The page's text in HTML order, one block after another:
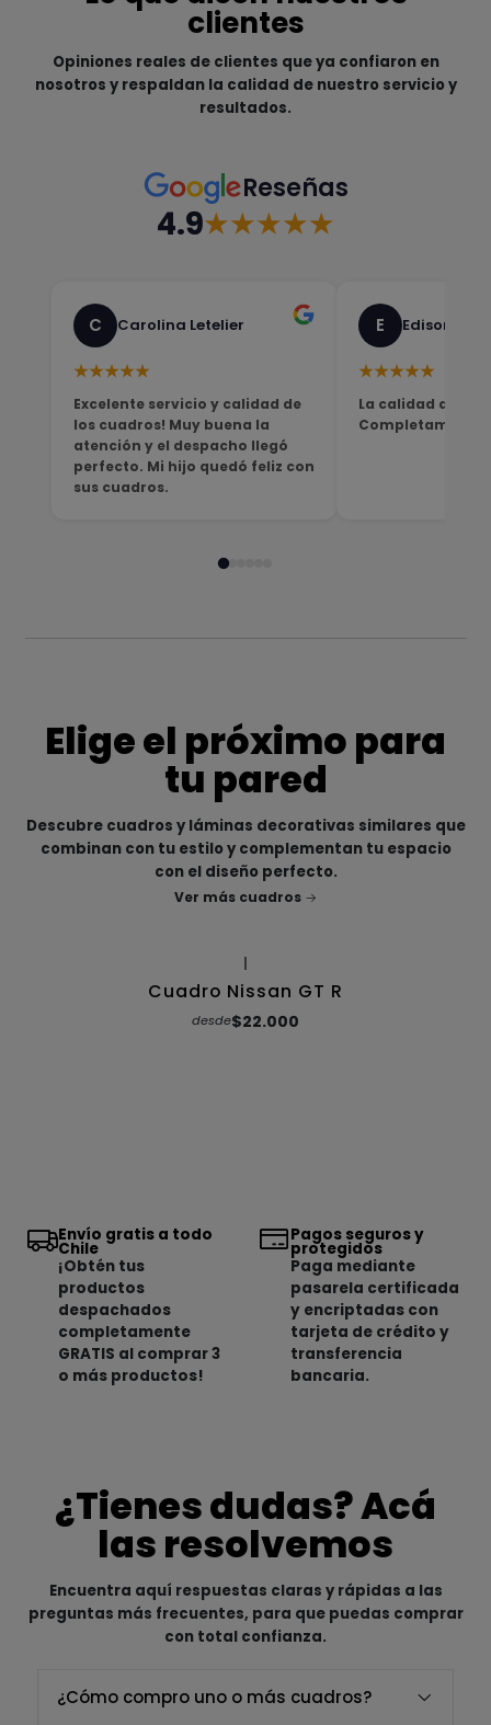
clientes
Opiniones reales de clientes que ya confiaron en
nosotros y respaldan la calidad de nuestro servicio y
resultados.
Reseñas
4.9★★★★★
C Carolina Letelier
★★★★★
Excelente servicio y calidad de
los cuadros! Muy buena la
atención y el despacho llegó
perfecto. Mi hijo quedó feliz con
sus cuadros.
E Edison
★★★★★
La calidad del
Completamente
Elige el próximo para
tu pared
Descubre cuadros y láminas decorativas similares que
combinan con tu estilo y complementan tu espacio
con el diseño perfecto.
Ver más cuadros
Cuadro Nissan GT R
desde$22.000
Envío gratis a todo
Chile
¡Obtén tus
productos
despachados
completamente
GRATIS al comprar 3
o más productos!
Pagos seguros y
protegidos
Paga mediante
pasarela certificada
y encriptadas con
tarjeta de crédito y
transferencia
bancaria.
¿Tienes dudas? Acá
las resolvemos
Encuentra aquí respuestas claras y rápidas a las
preguntas más frecuentes, para que puedas comprar
con total confianza.
¿Cómo compro uno o más cuadros?